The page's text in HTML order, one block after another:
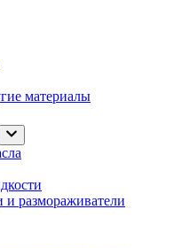
материалы
и размораживатели